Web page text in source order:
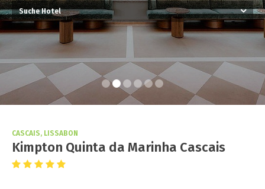
CASCAIS, LISSABON
Kimpton Quinta da Marinha Cascais